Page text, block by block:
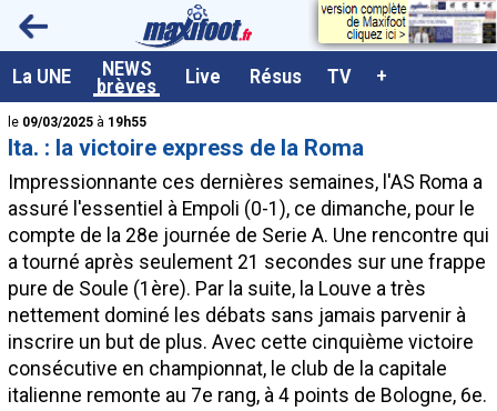
La UNE NEWS
brèves Live Résus TV +
<
le 09/03/2025 à 19h55
Ita. : la victoire express de la Roma
Impressionnante ces dernières semaines, l'AS Roma a
assuré l'essentiel à Empoli (0-1), ce dimanche, pour le
compte de la 28e journée de Serie A. Une rencontre qui
a tourné après seulement 21 secondes sur une frappe
pure de Soule (1ère). Par la suite, la Louve a très
nettement dominé les débats sans jamais parvenir à
inscrire un but de plus. Avec cette cinquième victoire
consécutive en championnat, le club de la capitale
italienne remonte au 7e rang, à 4 points de Bologne, 6e.
A la UNE
Dernières brèves
Live / Matchs en direct
Résultats et Classements
Class. buteurs européens
Programme TV foot
Vidéos
Sondages
Tableau transferts L1